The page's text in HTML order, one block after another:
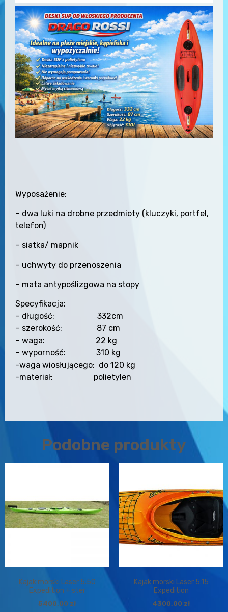
Wyposażenie:
– dwa luki na drobne przedmioty (kluczyki, portfel,
telefon)
– siatka/ mapnik
– uchwyty do przenoszenia
– mata antypoślizgowa na stopy
Specyfikacja:
– długość: 332cm
– szerokość: 87 cm
– waga: 22 kg
– wyporność: 310 kg
-waga wiosłującego: do 120 kg
-materiał: polietylen
Podobne produkty
Kajak morski Laser 5.50
Expedition + ster
5400,00 zł
Kajak morski Laser 5.15
Expedition
4300,00 zł